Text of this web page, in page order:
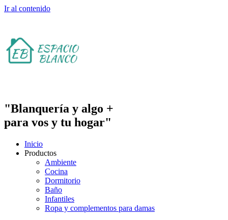
Ir al contenido
"Blanquería y algo +
para vos y tu hogar"
Inicio
Productos
Ambiente
Cocina
Dormitorio
Baño
Infantiles
Ropa y complementos para damas